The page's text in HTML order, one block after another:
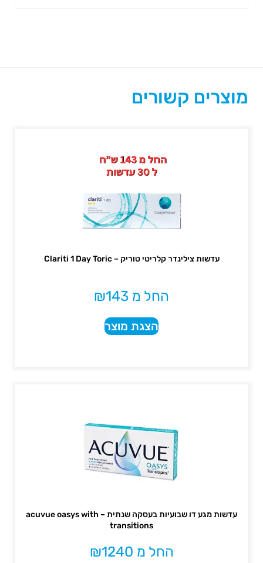
מוצרים קשורים
עדשות צילינדר קלריטי טוריק – Clariti 1 Day Toric
החל מ ₪143
הצגת מוצר
עדשות מגע דו שבועיות בעסקה שנתית – acuvue oasys with
transitions
החל מ ₪1240